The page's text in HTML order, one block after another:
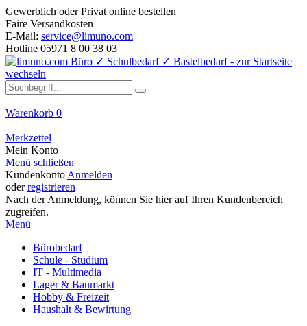
Gewerblich oder Privat online bestellen
Faire Versandkosten
E-Mail: service@limuno.com
Hotline 05971 8 00 38 03
Warenkorb 0
Merkzettel
Mein Konto
Menü schließen
Kundenkonto Anmelden
oderregistrieren
Nach der Anmeldung, können Sie hier auf Ihren Kundenbereich
zugreifen.
Menü
Bürobedarf
Schule - Studium
IT - Multimedia
Lager & Baumarkt
Hobby & Freizeit
Haushalt & Bewirtung